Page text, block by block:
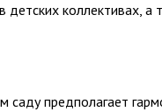
детских коллективах, а
саду предполагает